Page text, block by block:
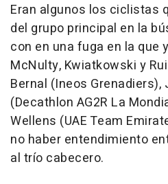
Eran algunos los ciclistas
del grupo principal en la
con en una fuga en la que
McNulty, Kwiatkowski y
Bernal (Ineos
(Decathlon AG2R La
Wellens (UAE Team
no haber entendimiento
al trío cabecero.